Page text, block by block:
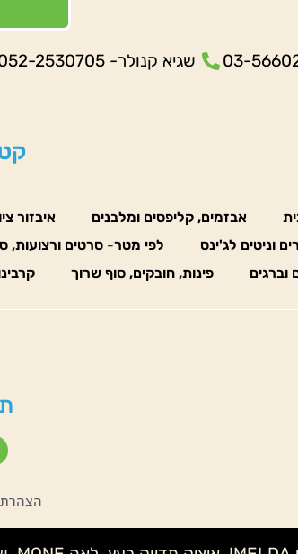
שגיא קנולר- 052-2530705
אבזמים, קליפסים ומלבנים איבזור
וניטים לג'ינס
לפי מטר- סרטים ורצועות,
וברגים
פינות, חובקים, סוף שרוך
הצהרת